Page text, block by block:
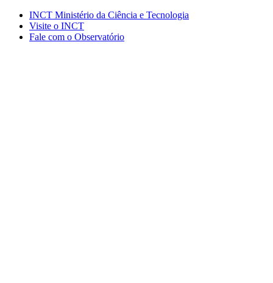
Conteúdo principal Menu principal Rodapé
INCT Ministério da Ciência e Tecnologia
Visite o INCT
Fale com o Observatório